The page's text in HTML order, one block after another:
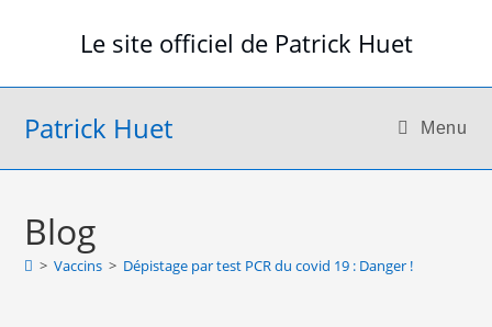
Le site officiel de Patrick Huet
Patrick Huet Menu
Blog
> Vaccins > Dépistage par test PCR du covid 19 : Danger !